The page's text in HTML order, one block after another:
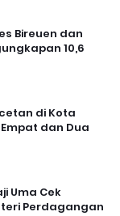
Bireuen dan
10,6
di Kota
dan Dua
Uma Cek
Perdagangan